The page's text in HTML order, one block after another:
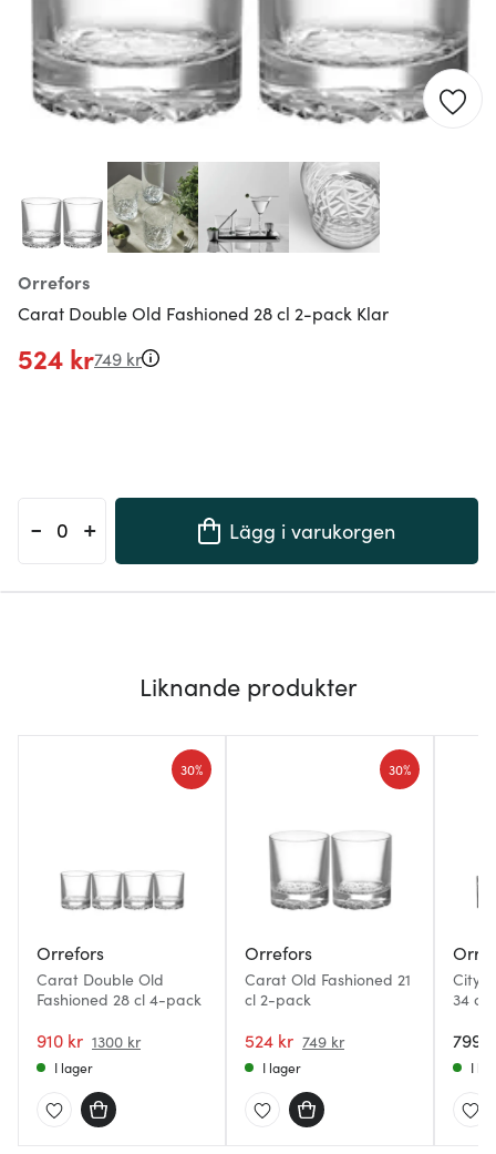
Orrefors
Carat Double Old Fashioned 28 cl 2-pack Klar
524 kr749 kr
- + Lägg i varukorgen
Liknande produkter
Orrefors
Carat Double Old
Fashioned 28 cl 4-pack
910 kr 1300 kr
30%
I lager
Orrefors
Carat Old Fashioned 21
cl 2-pack
524 kr 749 kr
30%
I lager
City
34 cl
799
I